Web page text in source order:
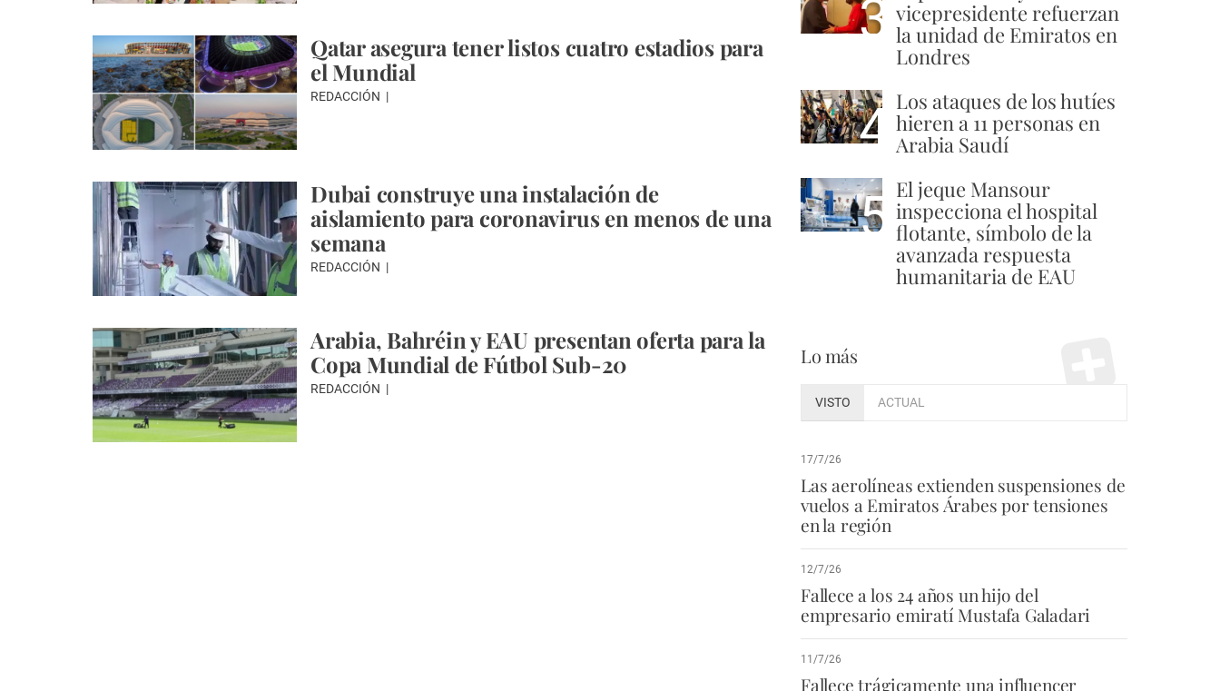
Qatar asegura tener listos cuatro estadios para
el Mundial
REDACCIÓN
Dubai construye una instalación de
aislamiento para coronavirus en menos de una
semana
REDACCIÓN
Arabia, Bahréin y EAU presentan oferta para la
Copa Mundial de Fútbol Sub-20
REDACCIÓN
3 vicepresidente refuerzan
la unidad de Emiratos en
Londres
4 Los ataques de los hutíes
hieren a 11 personas en
Arabia Saudí
5 El jeque Mansour
inspecciona el hospital
flotante, símbolo de la
avanzada respuesta
humanitaria de EAU
Lo más
VISTO ACTUAL
17/7/26
Las aerolíneas extienden suspensiones de
vuelos a Emiratos Árabes por tensiones
en la región
12/7/26
Fallece a los 24 años un hijo del
empresario emiratí Mustafa Galadari
11/7/26
Fallece trágicamente una influencer